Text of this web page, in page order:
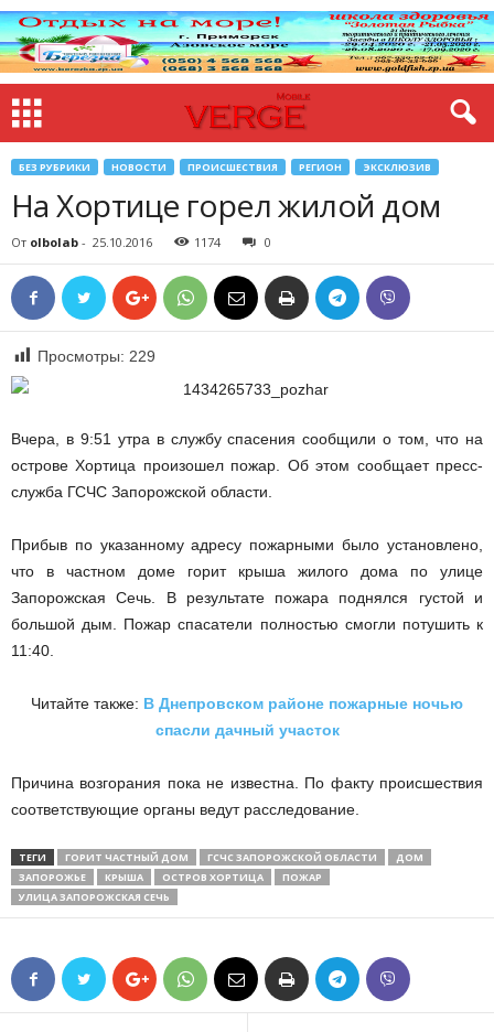
БЕЗ РУБРИКИ НОВОСТИ ПРОИСШЕСТВИЯ РЕГИОН ЭКСКЛЮЗИВ
На Хортице горел жилой дом
От olbolab - 25.10.2016 1174 0
Просмотры: 229
Вчера, в 9:51 утра в службу спасения сообщили о том, что на
острове Хортица произошел пожар. Об этом сообщает пресс-
служба ГСЧС Запорожской области.
Прибыв по указанному адресу пожарными было установлено,
что в частном доме горит крыша жилого дома по улице
Запорожская Сечь. В результате пожара поднялся густой и
большой дым. Пожар спасатели полностью смогли потушить к
11:40.
Читайте также: В Днепровском районе пожарные ночью
спасли дачный участок
Причина возгорания пока не известна. По факту происшествия
соответствующие органы ведут расследование.
ТЕГИ ГОРИТ ЧАСТНЫЙ ДОМ ГСЧС ЗАПОРОЖСКОЙ ОБЛАСТИ
ДОМ
ЗАПОРОЖЬЕ
КРЫША ОСТРОВ ХОРТИЦА
ПОЖАР
УЛИЦА ЗАПОРОЖСКАЯ СЕЧЬ